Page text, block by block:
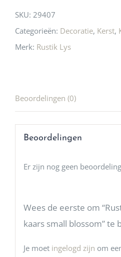
SKU: 29407
Categorieën: Decoratie, Kerst,
Merk: Rustik Lys
Beoordelingen (0)
Beoordelingen
Er zijn nog geen
Wees de eerste om
kaars small blossom” te
Je moet ingelogd zijn om